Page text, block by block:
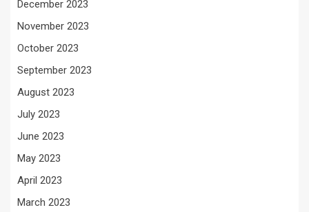
December 2023
November 2023
October 2023
September 2023
August 2023
July 2023
June 2023
May 2023
April 2023
March 2023